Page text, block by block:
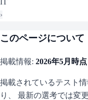
›
このページについて
掲載情報: 2026年5月 時点
掲載されているテスト
り、 最新の選考では変